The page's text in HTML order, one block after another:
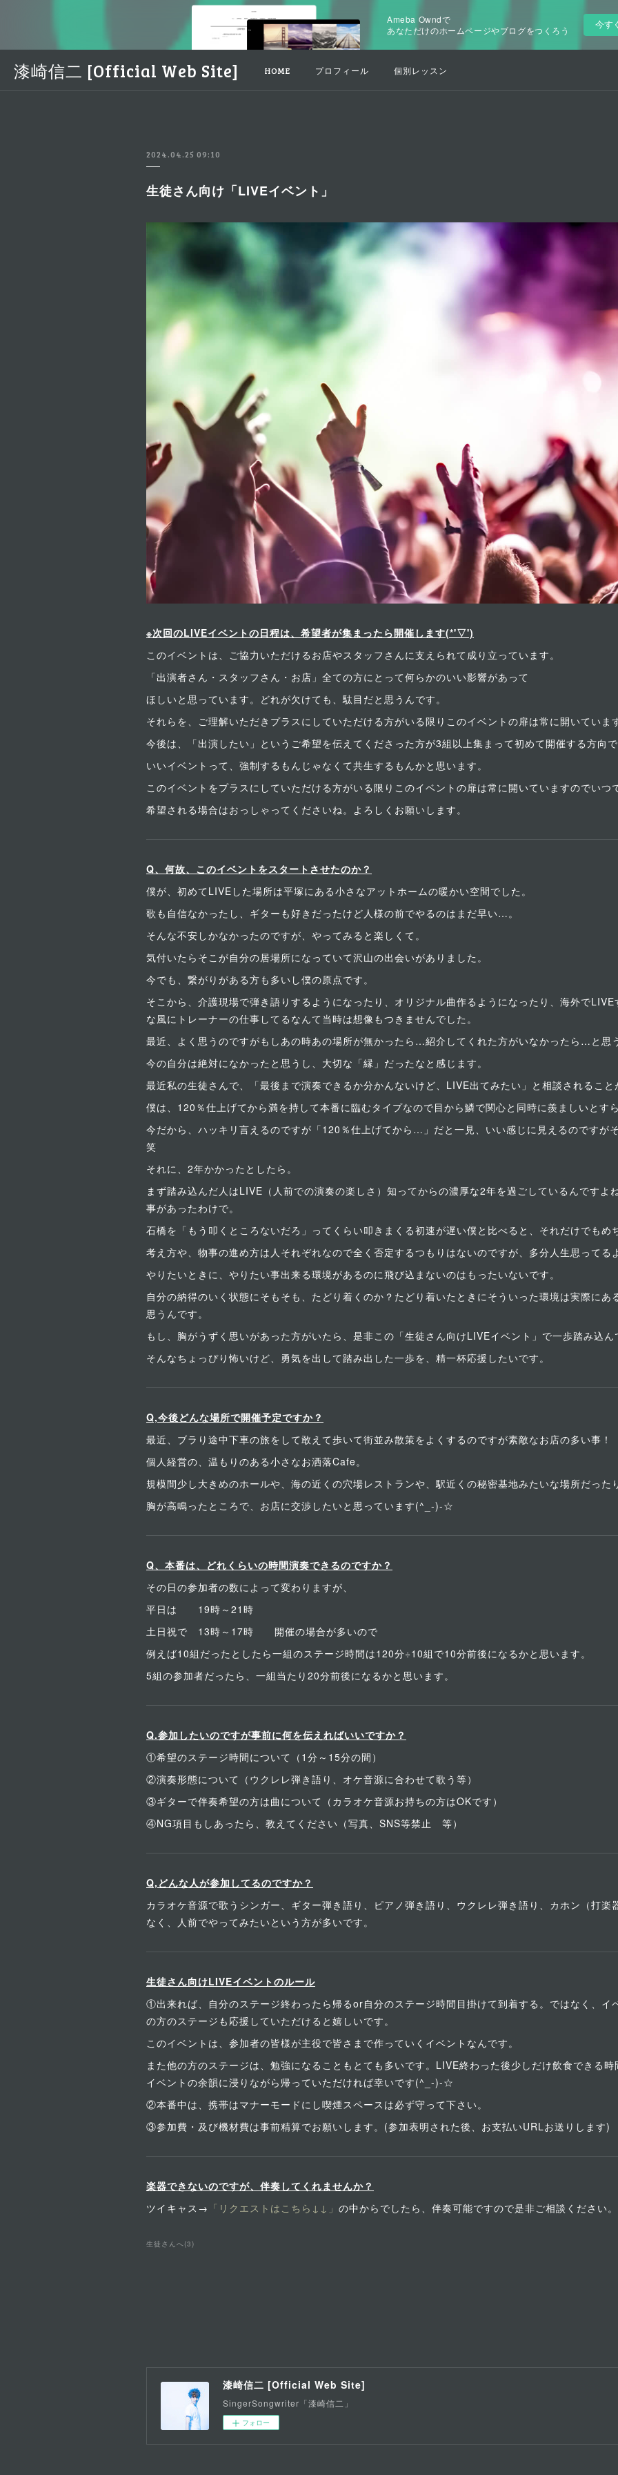
Ameba Owndで
あなただけのホームページやブログをつくろう
今す
漆崎信二 [Official Web Site] HOME プロフィール 個別レッスン
2024.04.25 09:10
生徒さん向け「LIVEイベント」
※次回のLIVEイベントの日程は、希望者が集まったら開催します(*'▽')
このイベントは、ご協力いただけるお店やスタッフさんに支えられて成り立っています。
「出演者さん・スタッフさん・お店」全ての方にとって何らかのいい影響があって
ほしいと思っています。どれが欠けても、駄目だと思うんです。
それらを、ご理解いただきプラスにしていただける方がいる限りこのイベントの扉は常に開いていま
今後は、「出演したい」というご希望を伝えてくださった方が3組以上集まって初めて開催する方向で
いいイベントって、強制するもんじゃなくて共生するもんかと思います。
このイベントをプラスにしていただける方がいる限りこのイベントの扉は常に開いていますのでいつ
希望される場合はおっしゃってくださいね。よろしくお願いします。
Q、何故、このイベントをスタートさせたのか？
僕が、初めてLIVEした場所は平塚にある小さなアットホームの暖かい空間でした。
歌も自信なかったし、ギターも好きだったけど人様の前でやるのはまだ早い…。
そんな不安しかなかったのですが、やってみると楽しくて。
気付いたらそこが自分の居場所になっていて沢山の出会いがありました。
今でも、繋がりがある方も多いし僕の原点です。
そこから、介護現場で弾き語りするようになったり、オリジナル曲作るようになったり、海外で
な風にトレーナーの仕事してるなんて当時は想像もつきませんでした。
最近、よく思うのですがもしあの時あの場所が無かったら…紹介してくれた方がいなかったら…と思
今の自分は絶対になかったと思うし、大切な「縁」だったなと感じます。
最近私の生徒さんで、「最後まで演奏できるか分かんないけど、LIVE出てみたい」と相談されること
僕は、120％仕上げてから満を持して本番に臨むタイプなので目から鱗で関心と同時に羨ましいとすら
今だから、ハッキリ言えるのですが「120％仕上げてから…」だと一見、いい感じに見えるのですが
笑
それに、2年かかったとしたら。
まず踏み込んだ人はLIVE（人前での演奏の楽しさ）知ってからの濃厚な2年を過ごしているんですよ
事があったわけで。
石橋を「もう叩くところないだろ」ってくらい叩きまくる初速が遅い僕と比べると、それだけでもめ
考え方や、物事の進め方は人それぞれなので全く否定するつもりはないのですが、多分人生思ってる
やりたいときに、やりたい事出来る環境があるのに飛び込まないのはもったいないです。
自分の納得のいく状態にそもそも、たどり着くのか？たどり着いたときにそういった環境は実際にあ
思うんです。
もし、胸がうずく思いがあった方がいたら、是非この「生徒さん向けLIVEイベント」で一歩踏み込ん
そんなちょっぴり怖いけど、勇気を出して踏み出した一歩を、精一杯応援したいです。
Q,今後どんな場所で開催予定ですか？
最近、ブラり途中下車の旅をして敢えて歩いて街並み散策をよくするのですが素敵なお店の多い事！
個人経営の、温もりのある小さなお洒落Cafe。
規模間少し大きめのホールや、海の近くの穴場レストランや、駅近くの秘密基地みたいな場所だった
胸が高鳴ったところで、お店に交渉したいと思っています(^_-)-☆
Q、本番は、どれくらいの時間演奏できるのですか？
その日の参加者の数によって変わりますが、
平日は 19時～21時
土日祝で 13時～17時 開催の場合が多いので
例えば10組だったとしたら一組のステージ時間は120分÷10組で10分前後になるかと思います。
5組の参加者だったら、一組当たり20分前後になるかと思います。
Q.参加したいのですが事前に何を伝えればいいですか？
①希望のステージ時間について（1分～15分の間）
②演奏形態について（ウクレレ弾き語り、オケ音源に合わせて歌う等）
③ギターで伴奏希望の方は曲について（カラオケ音源お持ちの方はOKです）
④NG項目もしあったら、教えてください（写真、SNS等禁止 等）
Q,どんな人が参加してるのですか？
カラオケ音源で歌うシンガー、ギター弾き語り、ピアノ弾き語り、ウクレレ弾き語り、カホン（打楽
なく、人前でやってみたいという方が多いです。
生徒さん向けLIVEイベントのルール
①出来れば、自分のステージ終わったら帰るor自分のステージ時間目掛けて到着する。ではなく、イ
の方のステージも応援していただけると嬉しいです。
このイベントは、参加者の皆様が主役で皆さまで作っていくイベントなんです。
また他の方のステージは、勉強になることもとても多いです。LIVE終わった後少しだけ飲食できる
イベントの余韻に浸りながら帰っていただければ幸いです(^_-)-☆
②本番中は、携帯はマナーモードにし喫煙スペースは必ず守って下さい。
③参加費・及び機材費は事前精算でお願いします。(参加表明された後、お支払いURLお送りします)
楽器できないのですが、伴奏してくれませんか？
ツイキャス→ 「リクエストはこちら↓↓」 の中からでしたら、伴奏可能ですので是非ご相談ください。
生徒さんへ(3)
漆崎信二 [Official Web Site]
SingerSongwriter「漆崎信二」
フォロー